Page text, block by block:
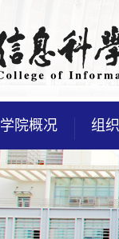
学院概况 组